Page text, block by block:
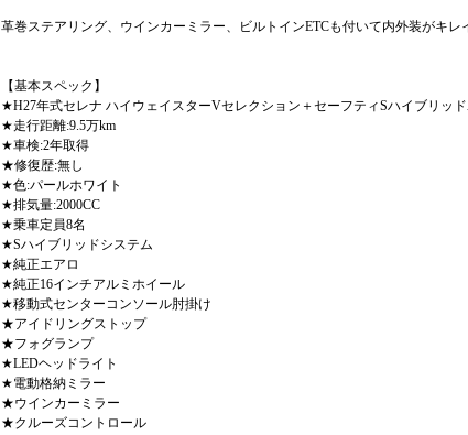
革巻ステアリング、ウインカーミラー、ビルトインETCも付いて内外装がキ
【基本スペック】
★H27年式セレナ ハイウェイスターVセレクション＋セーフティSハイブリッ
★走行距離:9.5万km
★車検:2年取得
★修復歴:無し
★色:パールホワイト
★排気量:2000CC
★乗車定員8名
★Sハイブリッドシステム
★純正エアロ
★純正16インチアルミホイール
★移動式センターコンソール肘掛け
★アイドリングストップ
★フォグランプ
★LEDヘッドライト
★電動格納ミラー
★ウインカーミラー
★クルーズコントロール